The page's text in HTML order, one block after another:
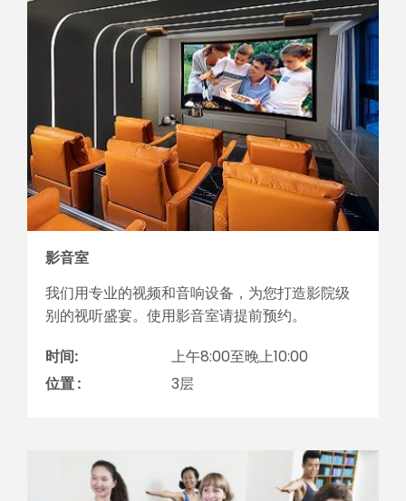
影音室
我们用专业的视频和音响设备，为您打造影院级
别的视听盛宴。使用影音室请提前预约。
时间:
上午8:00至晚上10:00
位置 :
3层